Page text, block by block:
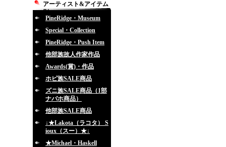
アーティスト&アイテム
別
PineRidge・Museum
Special・Collection
PineRidge・Push Item
他部族故人作家作品
Awards(賞)・作品
ホピ族SALE商品
ズニ族SALE商品（1部
ナバホ商品）
他部族SALE商品
↓★Lakota（ラコタ） S
ioux（スー）★↓
★Michael・Haskell